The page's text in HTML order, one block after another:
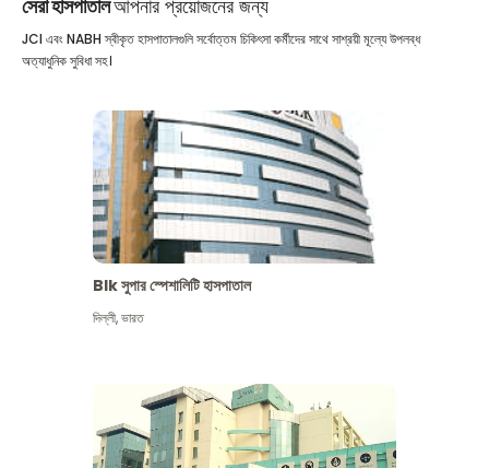
সেরা হাসপাতালআপনার প্রয়োজনের জন্য
JCI এবং NABH স্বীকৃত হাসপাতালগুলি সর্বোত্তম চিকিৎসা কর্মীদের সাথে সাশ্রয়ী মূল্যে উপলব্ধ
অত্যাধুনিক সুবিধা সহ।
Blk সুপার স্পেশালিটি হাসপাতাল
দিল্লী,ভারত